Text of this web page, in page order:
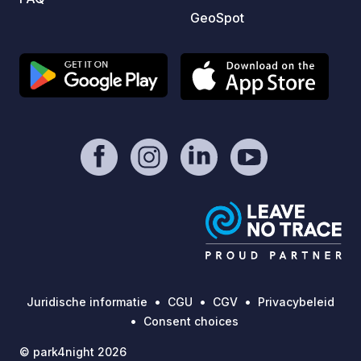
GeoSpot
Juridische informatie CGU CGV
Privacybeleid
Consent choices
© park4night 2026